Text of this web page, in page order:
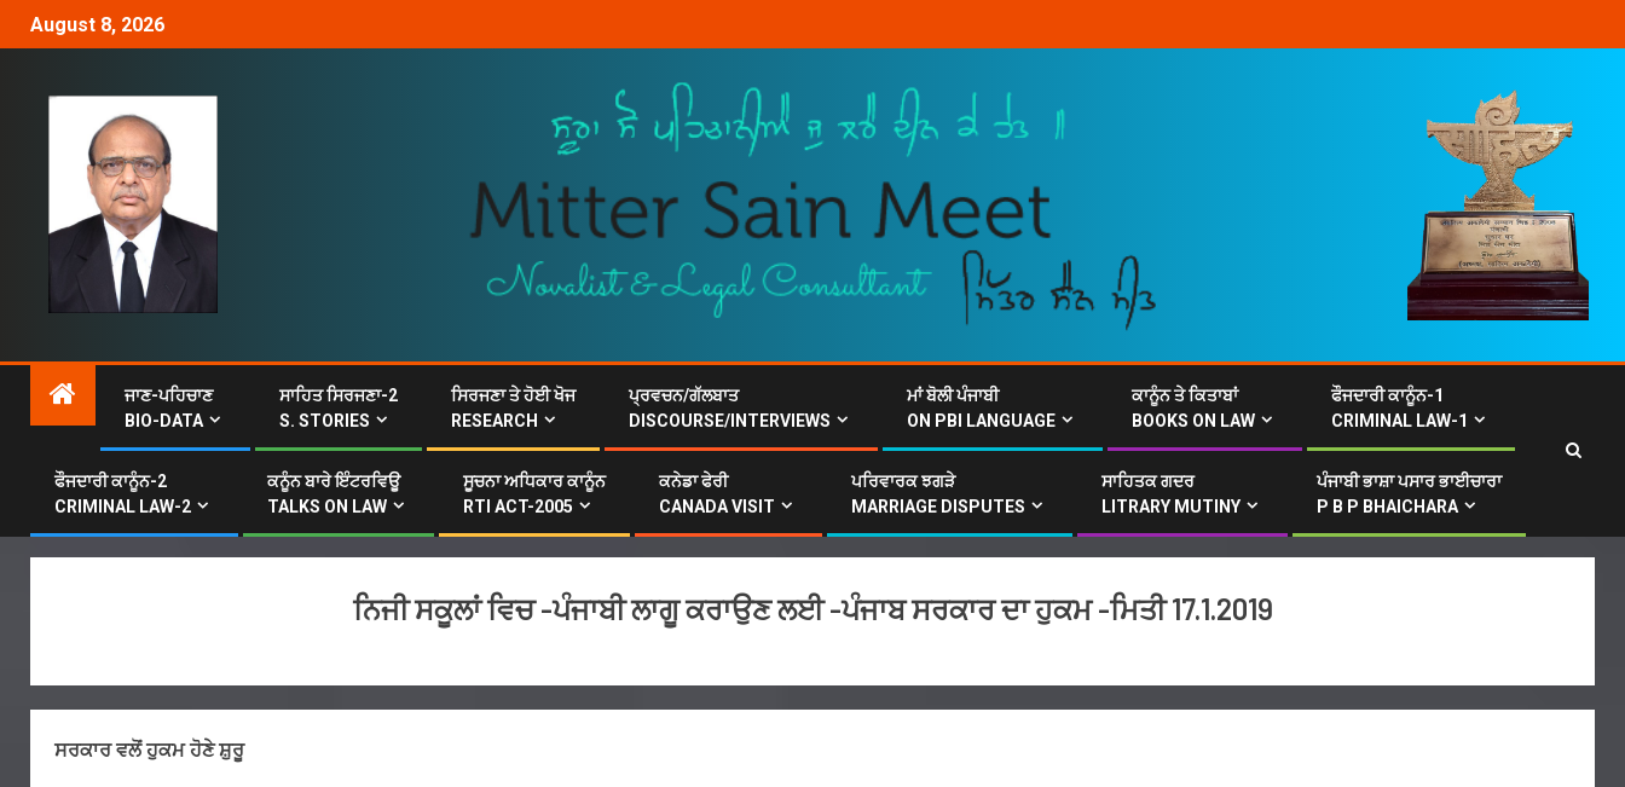
August 8, 2026
ਜਾਣ-ਪਹਿਚਾਣ
BIO-DATA
ਸਾਹਿਤ ਸਿਰਜਣਾ-2
S. STORIES
ਸਿਰਜਣਾ ਤੇ ਹੋਈ ਖੋਜ
RESEARCH
ਪ੍ਰਵਚਨ/ਗੱਲਬਾਤ
DISCOURSE/INTERVIEWS
ਮਾਂ ਬੋਲੀ ਪੰਜਾਬੀ
ON PBI LANGUAGE
ਕਾਨੂੰਨ ਤੇ ਕਿਤਾਬਾਂ
BOOKS ON LAW
ਫੌਜਦਾਰੀ ਕਾਨੂੰਨ-1
CRIMINAL LAW-1
ਫੌਜਦਾਰੀ ਕਾਨੂੰਨ-2
CRIMINAL LAW-2
ਕਨੂੰਨ ਬਾਰੇ ਇੰਟਰਵਿਊ
TALKS ON LAW
ਸੂਚਨਾ ਅਧਿਕਾਰ ਕਾਨੂੰਨ
RTI ACT-2005
ਕਨੇਡਾ ਫੇਰੀ
CANADA VISIT
ਪਰਿਵਾਰਕ ਝਗੜੇ
MARRIAGE DISPUTES
ਸਾਹਿਤਕ ਗਦਰ
LITRARY MUTINY
ਪੰਜਾਬੀ ਭਾਸ਼ਾ ਪਸਾਰ ਭਾਈਚਾਰਾ
P B P BHAICHARA
ਨਿਜੀ ਸਕੂਲਾਂ ਵਿਚ -ਪੰਜਾਬੀ ਲਾਗੂ ਕਰਾਉਣ ਲਈ -ਪੰਜਾਬ ਸਰਕਾਰ ਦਾ ਹੁਕਮ -ਮਿਤੀ 17.1.2019
ਸਰਕਾਰ ਵਲੋਂ ਹੁਕਮ ਹੋਣੇ ਸ਼ੁਰੂ